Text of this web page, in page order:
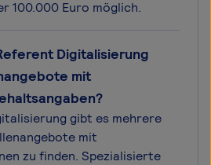
100.000 Euro möglich.
Digitalisierung
mit
gibt es mehrere
mit
zu finden. Spezialisierte